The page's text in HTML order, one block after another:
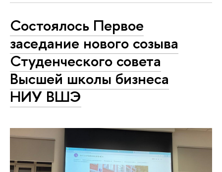
Состоялось Первое
заседание нового созыва
Студенческого совета
Высшей школы бизнеса
НИУ ВШЭ